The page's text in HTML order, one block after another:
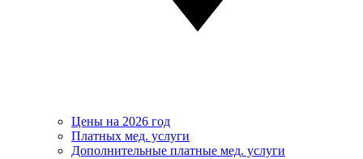
Цены на 2026 год
Платных мед. услуги
Дополнительные платные мед. услуги